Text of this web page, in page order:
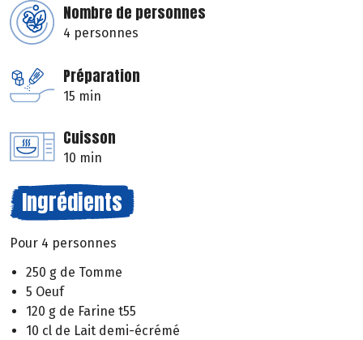
Nombre de personnes
4 personnes
Préparation
15 min
Cuisson
10 min
Ingrédients
Pour 4 personnes
250 g de Tomme
5 Oeuf
120 g de Farine t55
10 cl de Lait demi-écrémé